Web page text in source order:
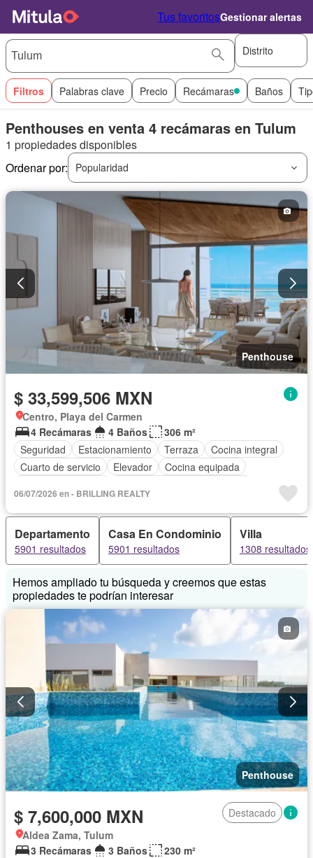
Tus favoritosGestionar alertas
Distrito
Filtros Palabras clave Precio Recámaras Baños
Penthouses en venta 4 recámaras en Tulum
1 propiedades disponibles
Ordenar por:
Popularidad
Penthouse
$ 33,599,506 MXN
Centro, Playa del Carmen
4 Recámaras
4 Baños
306 m²
Seguridad
Estacionamiento Terraza
Cocina integral
Cuarto de servicio
Elevador
Cocina equipada
Electricidad
Azotea Agua
Caseta de vigilancia
Sin amueblar
06/07/2026 en - BRILLING REALTY
Departamento
5901 resultados
Casa En Condominio
5901 resultados
Villa
1308 resultados
Hemos ampliado tu búsqueda y creemos que estas
propiedades te podrían interesar
Penthouse
$ 7,600,000 MXN
Destacado
Aldea Zama, Tulum
3 Recámaras
3 Baños
230 m²